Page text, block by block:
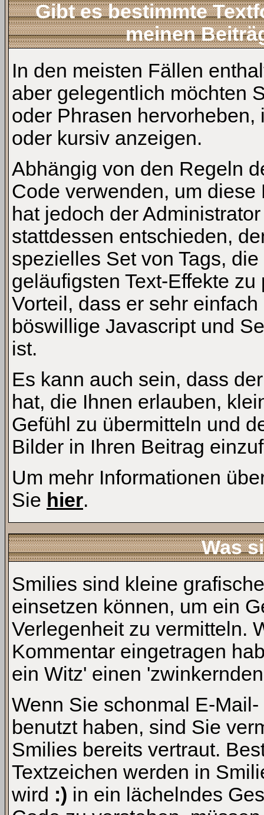
Gibt es bestimmte
meinen
In den meisten Fällen
aber gelegentlich möchten
oder Phrasen
oder kursiv anzeigen.
Abhängig von den Regeln
Code verwenden, um
hat jedoch der
stattdessen entschieden,
spezielles Set von Tags,
geläufigsten Text-Effekte
Vorteil, dass er sehr
böswillige Javascript und
ist.
Es kann auch sein, dass
hat, die Ihnen erlauben,
Gefühl zu übermitteln und
Bilder in Ihren Beitrag
Um mehr Informationen
Sie hier.
Was
Smilies sind kleine
einsetzen können, um ein
Verlegenheit zu vermitteln.
Kommentar eingetragen
ein Witz' einen
Wenn Sie schonmal E-
benutzt haben, sind Sie
Smilies bereits vertraut.
Textzeichen werden in
wird :) in ein lächelndes